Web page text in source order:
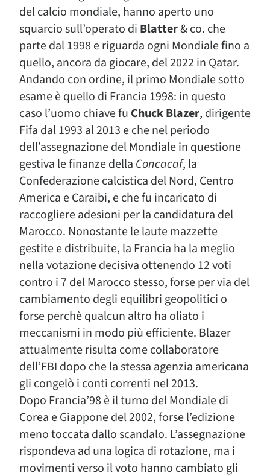
del calcio mondiale, hanno aperto uno
squarcio sull’operato di Blatter& co. che
parte dal 1998 e riguarda ogni Mondiale fino a
quello, ancora da giocare, del 2022 in Qatar.
Andando con ordine, il primo Mondiale sotto
esame è quello di Francia 1998: in questo
caso l’uomo chiave fu Chuck Blazer, dirigente
Fifa dal 1993 al 2013 e che nel periodo
dell’assegnazione del Mondiale in questione
gestiva le finanze della Concacaf, la
Confederazione calcistica del Nord, Centro
America e Caraibi, e che fu incaricato di
raccogliere adesioni per la candidatura del
Marocco. Nonostante le laute mazzette
gestite e distribuite, la Francia ha la meglio
nella votazione decisiva ottenendo 12 voti
contro i 7 del Marocco stesso, forse per via del
cambiamento degli equilibri geopolitici o
forse perchè qualcun altro ha oliato i
meccanismi in modo più efficiente. Blazer
attualmente risulta come collaboratore
dell’FBI dopo che la stessa agenzia americana
gli congelò i conti correnti nel 2013.
Dopo Francia’98 è il turno del Mondiale di
Corea e Giappone del 2002, forse l’edizione
meno toccata dallo scandalo. L’assegnazione
rispondeva ad una logica di rotazione, ma i
movimenti verso il voto hanno cambiato gli